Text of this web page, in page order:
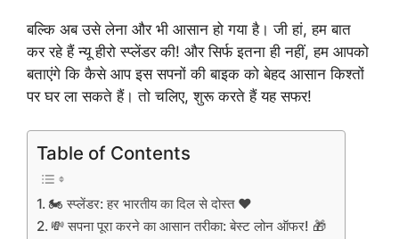
बल्कि अब उसे लेना और भी आसान हो गया है। जी हां, हम बात
कर रहे हैं न्यू हीरो स्प्लेंडर की! और सिर्फ इतना ही नहीं, हम आपको
बताएंगे कि कैसे आप इस सपनों की बाइक को बेहद आसान किश्तों
पर घर ला सकते हैं। तो चलिए, शुरू करते हैं यह सफर!
Table of Contents
🏍️ स्प्लेंडर: हर भारतीय का दिल से दोस्त ❤️
💸 सपना पूरा करने का आसान तरीका: बेस्ट लोन ऑफर! 🎁